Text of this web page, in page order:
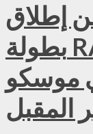
إطلاق
بطولة RAF روسيا للمصارعة
موسكو
المقبل